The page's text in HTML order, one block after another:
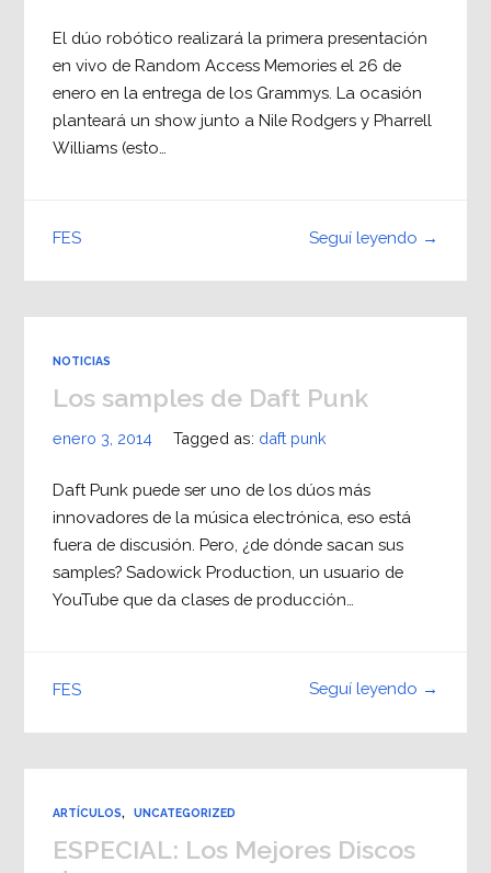
El dúo robótico realizará la primera presentación
en vivo de Random Access Memories el 26 de
enero en la entrega de los Grammys. La ocasión
planteará un show junto a Nile Rodgers y Pharrell
Williams (esto…
Seguí leyendo →
FES
NOTICIAS
Los samples de Daft Punk
enero 3, 2014 Tagged as: daft punk
Daft Punk puede ser uno de los dúos más
innovadores de la música electrónica, eso está
fuera de discusión. Pero, ¿de dónde sacan sus
samples? Sadowick Production, un usuario de
YouTube que da clases de producción…
Seguí leyendo →
FES
ARTÍCULOS, UNCATEGORIZED
ESPECIAL: Los Mejores Discos